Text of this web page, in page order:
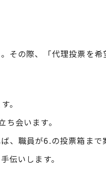
その際、「代理投票を希
。
会います。
、職員が6.の投票箱まで
伝いします。